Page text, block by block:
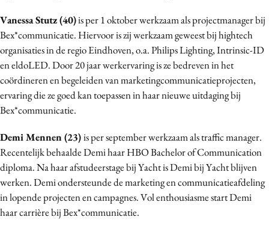
Digital transformation
Diversiteit
Effectiviteit
Gedragsverandering
Influencer marketing
Interne communicatie
Martech
Media
Merkstrategie
PR
Programmatic
Purpose Marketing
Vanessa Stutz (40)is per 1 oktober werkzaam als projectmanager bij
Bex*communicatie. Hiervoor is zij werkzaam geweest bij hightech
organisaties in de regio Eindhoven, o.a. Philips Lighting, Intrinsic-ID
en eldoLED. Door 20 jaar werkervaring is ze bedreven in het
coördineren en begeleiden van marketingcommunicatieprojecten,
ervaring die ze goed kan toepassen in haar nieuwe uitdaging bij
Bex*communicatie.
Demi Mennen (23)is per september werkzaam als traffic manager.
Recentelijk behaalde Demi haar HBO Bachelor of Communication
diploma. Na haar afstudeerstage bij Yacht is Demi bij Yacht blijven
werken. Demi ondersteunde de marketing en communicatieafdeling
in lopende projecten en campagnes. Vol enthousiasme start Demi
haar carrière bij Bex*communicatie.